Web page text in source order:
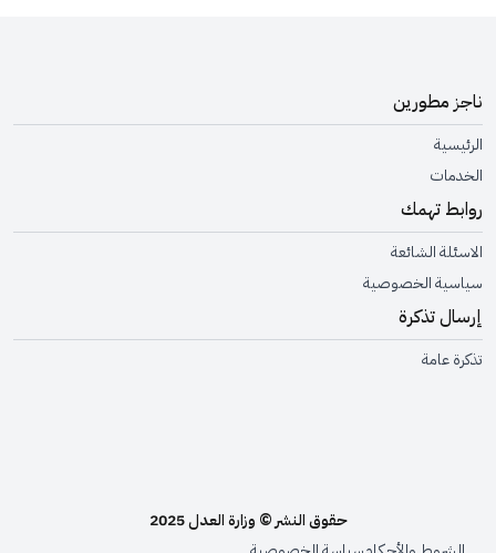
ناجز مطورين
الرئيسية
الخدمات
روابط تهمك
الاسئلة الشائعة
سياسية الخصوصية
إرسال تذكرة
تذكرة عامة
حقوق النشر © وزارة العدل 2025